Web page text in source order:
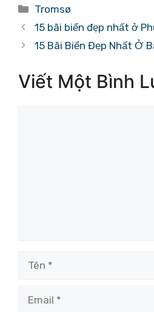
Danh
mục
Tromsø
15 bãi biển đẹp nhất ở
15 Bãi Biển Đẹp Nhất Ở
Viết Một Bình